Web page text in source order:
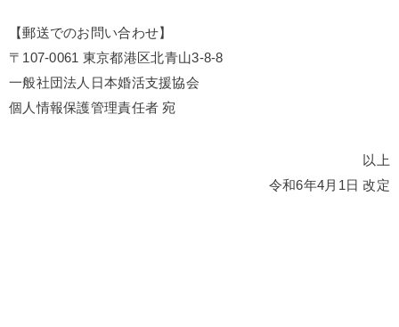
【郵送でのお問い合わせ】
〒107-0061 東京都港区北青山3-8-8
一般社団法人日本婚活支援協会
個人情報保護管理責任者 宛
以上
令和6年4月1日 改定